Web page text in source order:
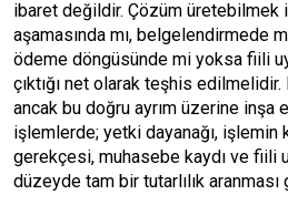
ibaret değildir. Çözüm üretebilmek
aşamasında mı, belgelendirmede
ödeme döngüsünde mi yoksa fiili
çıktığı net olarak teşhis
ancak bu doğru ayrım üzerine inşa
işlemlerde; yetki dayanağı, işlemin
gerekçesi, muhasebe kaydı ve fiili
düzeyde tam bir tutarlılık aranması